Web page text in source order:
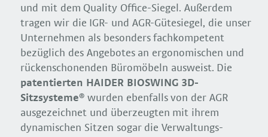
und mit dem Quality Office-Siegel. Außerdem
tragen wir die IGR- und AGR-Gütesiegel, die unser
Unternehmen als besonders fachkompetent
bezüglich des Angebotes an ergonomischen und
rückenschonenden Büromöbeln ausweist. Die
patentierten HAIDER BIOSWING 3D-
Sitzsysteme® wurden ebenfalls von der AGR
ausgezeichnet und überzeugten mit ihrem
dynamischen Sitzen sogar die Verwaltungs-